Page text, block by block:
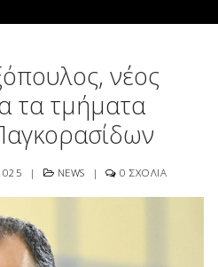
νέος
τα τμήματα
| NEWS | 0 ΣΧΌΛΙΑ